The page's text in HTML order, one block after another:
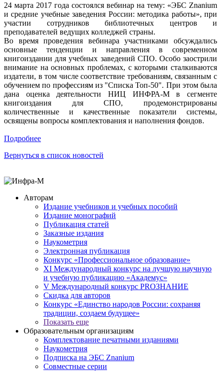
24 марта 2017 года состоялся вебинар на тему: «ЭБС Znanium
и средние учебные заведения России: методика работы», при
участии сотрудников библиотечных центров и
преподавателей ведущих колледжей страны.
Во время проведения вебинара участниками обсуждались
основные тенденции и направления в современном
книгоиздании для учебных заведений СПО. Особо заострили
внимание на основных проблемах, с которыми сталкиваются
издатели, в том числе соответствие требованиям, связанным с
обучением по профессиям из "Списка Топ-50". При этом была
дана оценка деятельности НИЦ ИНФРА-М в сегменте
книгоиздания для СПО, продемонстрированы
количественные и качественные показатели системы,
освящены вопросы комплектования и наполнения фондов.
Подробнее
Вернуться в список новостей
Авторам
Издание учебников и учебных пособий
Издание монографий
Публикация статей
Заказные издания
Наукометрия
Электронная публикация
Конкурс «Профессиональное образование»
XI Международный конкурс на лучшую научную
и учебную публикацию «Академус»
V Международный конкурс PROЗНАНИЕ
Скидка для авторов
Конкурс «Единство народов России: сохраняя
традиции, создаем будущее»
Показать еще
Образовательным организациям
Комплектование печатными изданиями
Наукометрия
Подписка на ЭБС Znanium
Совместные серии